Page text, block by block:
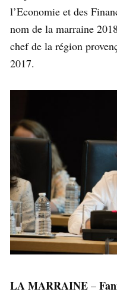
l’Economie et des
nom de la marraine
chef de la région
2017.
LA MARRAINE –